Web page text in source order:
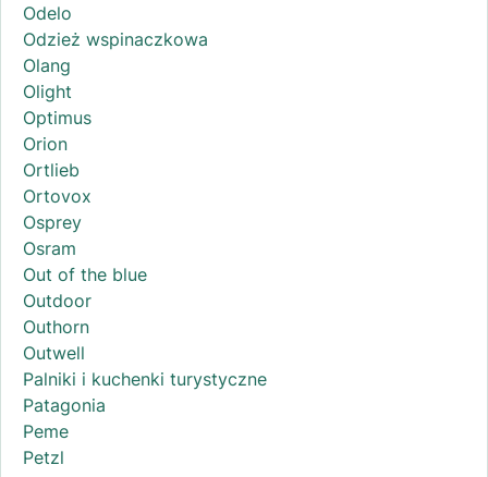
Odelo
Odzież wspinaczkowa
Olang
Olight
Optimus
Orion
Ortlieb
Ortovox
Osprey
Osram
Out of the blue
Outdoor
Outhorn
Outwell
Palniki i kuchenki turystyczne
Patagonia
Peme
Petzl